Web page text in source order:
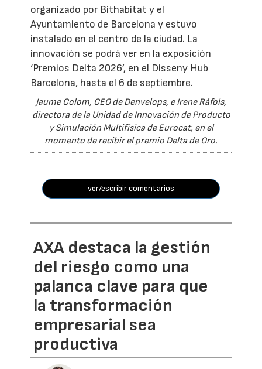
organizado por Bithabitat y el
Ayuntamiento de Barcelona y estuvo
instalado en el centro de la ciudad. La
innovación se podrá ver en la exposición
‘Premios Delta 2026’, en el Disseny Hub
Barcelona, hasta el 6 de septiembre.
Jaume Colom, CEO de Denvelops, e Irene Ráfols,
directora de la Unidad de Innovación de Producto
y Simulación Multifísica de Eurocat, en el
momento de recibir el premio Delta de Oro.
ver/escribir comentarios
AXA destaca la gestión
del riesgo como una
palanca clave para que
la transformación
empresarial sea
productiva